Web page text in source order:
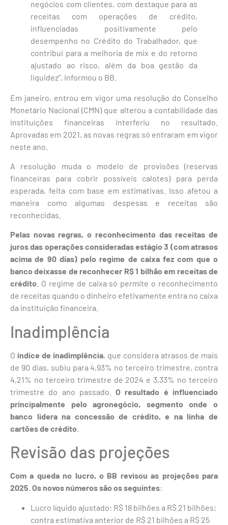
negócios com clientes, com destaque para as
receitas com operações de crédito,
influenciadas positivamente pelo
desempenho no Crédito do Trabalhador, que
contribui para a melhoria de mix e do retorno
ajustado ao risco, além da boa gestão da
liquidez”, informou o BB.
Em janeiro, entrou em vigor uma resolução do Conselho
Monetário Nacional (CMN) que alterou a contabilidade das
instituições financeiras interferiu no resultado.
Aprovadas em 2021, as novas regras só entraram em vigor
neste ano.
A resolução muda o modelo de provisões (reservas
financeiras para cobrir possíveis calotes) para perda
esperada, feita com base em estimativas. Isso afetou a
maneira como algumas despesas e receitas são
reconhecidas.
Pelas novas regras, o reconhecimento das receitas de
juros das operações consideradas estágio 3 (com atrasos
acima de 90 dias) pelo regime de caixa fez com que o
banco deixasse de reconhecer R$ 1 bilhão em receitas de
crédito . O regime de caixa só permite o reconhecimento
de receitas quando o dinheiro efetivamente entra no caixa
da instituição financeira.
Inadimplência
O índice de inadimplência, que considera atrasos de mais
de 90 dias, subiu para 4,93% no terceiro trimestre, contra
4,21% no terceiro trimestre de 2024 e 3,33% no terceiro
trimestre do ano passado.O resultado é influenciado
principalmente pelo agronegócio, segmento onde o
banco lidera na concessão de crédito, e na linha de
cartões de crédito
Revisão das projeções
Com a queda no lucro, o BB revisou as projeções para
2025. Os novos números são os seguintes:
Lucro líquido ajustado: R$ 18 bilhões a R$ 21 bilhões;
contra estimativa anterior de R$ 21 bilhões a R$ 25